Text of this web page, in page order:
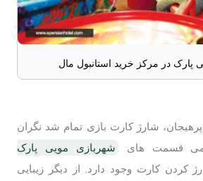
پارک در مرکز خرید استانبول مال
شارژ کارت بازی تمام شد نگران
قسمت های
شهربازی مویی پارک
کردن کارت وجود دارد. از دیگر زیبایی